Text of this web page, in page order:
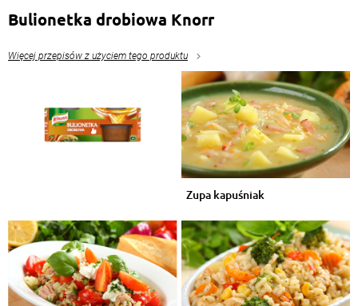
Bulionetka drobiowa Knorr
Więcej przepisów z użyciem tego produktu
Zupa kapuśniak